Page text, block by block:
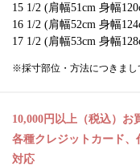
15 1/2 (肩幅51cm 身幅
16 1/2 (肩幅52cm 身幅
17 1/2 (肩幅53cm 身幅
※採寸部位・方法につきまし
10,000円以上（税込）お
各種クレジットカード、
対応